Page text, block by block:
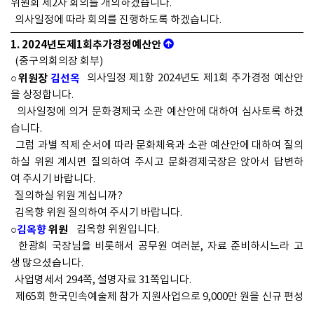
위원회 제2차 회의를 개의하겠습니다.
의사일정에 따라 회의를 진행하도록 하겠습니다.
1. 2024년도제1회추가경정예산안
(중구의회의장 회부)
○위원장 김선옥 의사일정 제1항 2024년도 제1회 추가경정 예산안
을 상정합니다.
의사일정에 의거 문화경제국 소관 예산안에 대하여 심사토록 하겠
습니다.
그럼 과별 직제 순서에 따라 문화체육과 소관 예산안에 대하여 질의
하실 위원 계시면 질의하여 주시고 문화경제국장은 앉아서 답변하
여 주시기 바랍니다.
질의하실 위원 계십니까?
김옥향 위원 질의하여 주시기 바랍니다.
○김옥향위원 김옥향 위원입니다.
한광희 국장님을 비롯해서 공무원 여러분, 자료 준비하시느라 고
생 많으셨습니다.
사업명세서 294쪽, 설명자료 31쪽입니다.
제65회 한국민속예술제 참가 지원사업으로 9,000만 원을 신규 편성